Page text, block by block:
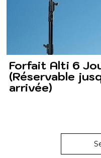
Forfait Alti 6
(Réservable
arrivée)